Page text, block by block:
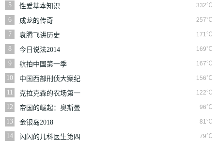
5
332℃
性爱基本知识
6
257℃
成龙的传奇
7
171℃
袁腾飞讲历史
8
169℃
今日说法2014
9
167℃
航拍中国第一季
10
156℃
中国西部刑侦大案纪
实
11 122℃
克拉克森的农场第一
季
12 96℃
帝国的崛起：奥斯曼
第一季
13 81℃
金银岛2018
14
79℃
闪闪的儿科医生第四